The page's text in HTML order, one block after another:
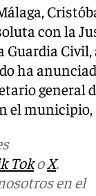
con la
Guardia
ha
general
el
TokoX.
en el